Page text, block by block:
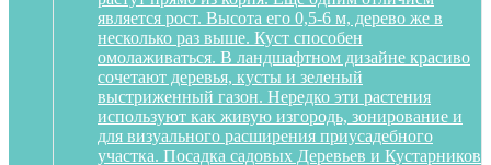
является рост. Высота его 0,5-6 м, дерево же в
несколько раз выше. Куст способен
омолаживаться. В ландшафтном дизайне красиво
сочетают деревья, кусты и зеленый
выстриженный газон. Нередко эти растения
используют как живую изгородь, зонирование и
для визуального расширения приусадебного
участка. Посадка садовых Деревьев и Кустарников